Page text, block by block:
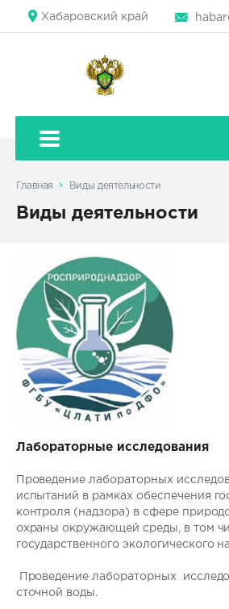
Хабаровский край
Главная Виды деятельности
Виды деятельности
Лабораторные исследования
Проведение лабораторных
испытаний в рамках обеспечения
контроля (надзора) в сфере
охраны окружающей среды, в том
государственного экологического
Проведение лабораторных
сточной воды.